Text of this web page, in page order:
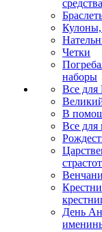
средства
Кулоны,
Четки
наборы
Все для
В
Все
День